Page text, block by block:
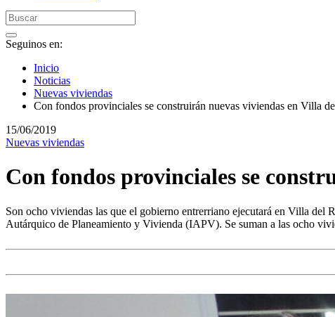
Seguinos en:
Inicio
Noticias
Nuevas viviendas
Con fondos provinciales se construirán nuevas viviendas en Villa
15/06/2019
Nuevas viviendas
Con fondos provinciales se
Son ocho viviendas las que el gobierno entrerriano ejecutará en Villa del
Autárquico de Planeamiento y Vivienda (IAPV). Se suman a las ocho